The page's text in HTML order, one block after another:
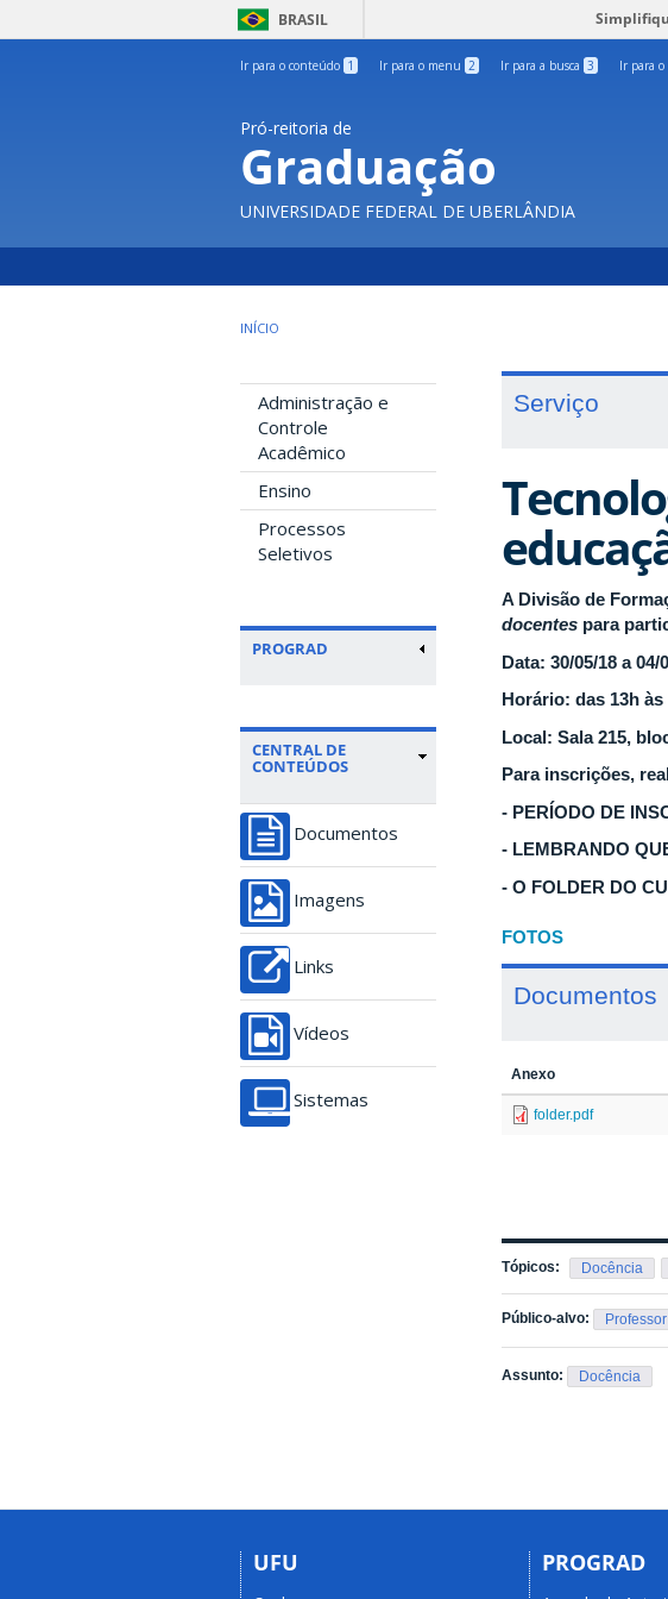
BRASIL
Ir para o conteúdo 1 Ir para o menu 2 Ir para a busca 3 Ir para o
Pró-reitoria de
Graduação
UNIVERSIDADE FEDERAL DE UBERLÂNDIA
INÍCIO
Administração e
Controle
Acadêmico
Ensino
Processos
Seletivos
PROGRAD
CENTRAL DE
CONTEÚDOS
Documentos
Imagens
Links
Vídeos
Sistemas
Serviço
A Divisão de
docentes para
Data: 30/05/18 a
Horário: das 13h às
Local: Sala 215,
Para inscrições,
- PERÍODO DE
- LEMBRANDO
- O FOLDER DO
FOTOS
Documentos
Anexo
folder.pdf
Tópicos: Docência
Público-alvo: Professor
Assunto: Docência
UFU PROGRAD